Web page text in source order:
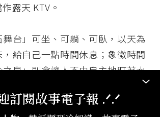
露天 KTV。
台」可坐、可躺、可臥，以天為
給自己一點時間休息；象徵時間
泉」則會讓人不由自主地盯著水
試試「時之門」是否真能穿越時
走走，這裡有令人意想不到的磁
訂閱故事電子報 .ᐟ‪‪.ᐟ